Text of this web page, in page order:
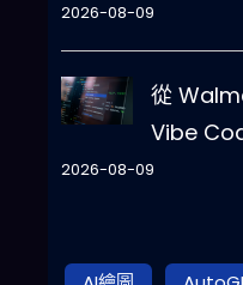
2026-08-09
從
Vibe
2026-08-09